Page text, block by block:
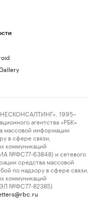
1995–
агентства «РБК»
массовой информации
в сфере связи,
коммуникаций
№ФС77-63848) и сетевого
средства массовой
по надзору в сфере связи,
коммуникаций
ЭЛ №ФС77-82385)